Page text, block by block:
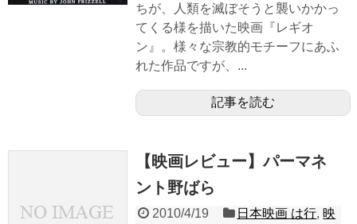
ちが、人類を滅ぼそうと襲いかかっ
てくる様を描いた映画『レギオ
ン』。様々な宗教的モチーフにあふ
れた作品ですが、...
記事を読む
【映画レビュー】パーマネ
ント野ばら
2010/4/19 日本映画 は行, 映